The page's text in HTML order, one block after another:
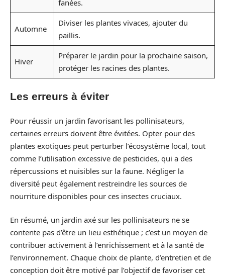
fanées.
Automne
Diviser les plantes vivaces, ajouter du
paillis.
Hiver
Préparer le jardin pour la prochaine saison,
protéger les racines des plantes.
Les erreurs à éviter
Pour réussir un jardin favorisant les pollinisateurs,
certaines erreurs doivent être évitées. Opter pour des
plantes exotiques peut perturber l’écosystème local, tout
comme l’utilisation excessive de pesticides, qui a des
répercussions et nuisibles sur la faune. Négliger la
diversité peut également restreindre les sources de
nourriture disponibles pour ces insectes cruciaux.
En résumé, un jardin axé sur les pollinisateurs ne se
contente pas d’être un lieu esthétique ; c’est un moyen de
contribuer activement à l’enrichissement et à la santé de
l’environnement. Chaque choix de plante, d’entretien et de
conception doit être motivé par l’objectif de favoriser cet